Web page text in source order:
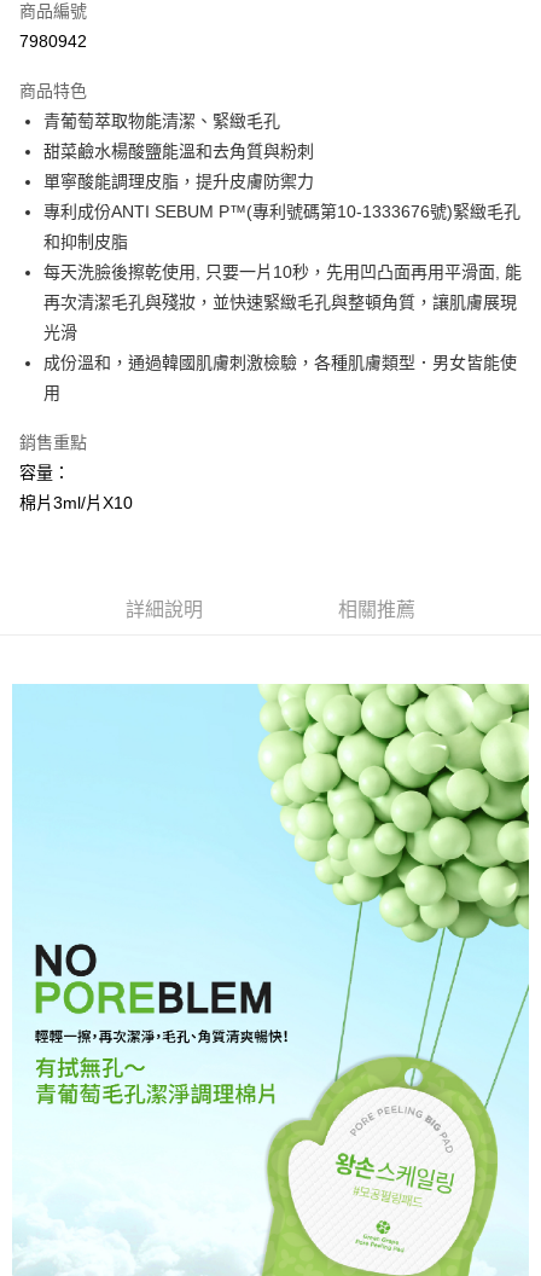
信用卡分期付款
合作金庫商業銀行
華南商業銀行
上海商業儲蓄銀行
台北富邦商業銀行
國泰世華商業銀行
兆豐國際商業銀行
臺灣中小企業銀行
台中商業銀行
匯豐（台灣）商業銀行
聯邦商業銀行
元大商業銀行
永豐商業銀行
玉山商業銀行
星展（台灣）商業銀行
台新國際商業銀行
台灣樂天信用卡公司
6 期 0 利率 每期
華南商業銀行
彰化商業銀行
上海商業儲蓄銀行
台北富邦商業銀行
國泰世華商業銀行
兆豐國際商業銀行
臺灣中小企業銀行
匯豐（台灣）商業銀行
華泰商業銀行
聯邦商業銀行
遠東國際商業銀行
元大商業銀行
永豐商業銀行
玉山商業銀行
台新國際商業銀行
中國信託商業銀行
台灣樂天信用卡公司
超商取貨付款
LINE Pay
Apple Pay
街口支付
悠遊付
Google Pay
【大哥付你分期使用說明】
3.實際核准額度、可分期數及費用金額請依後續交易確認頁面所載為準。
法說明評估內容。
1.分期款項不併入電信帳單，「大哥付你分期」於每月結算日後寄送繳費提
2.透過簡訊連結打開帳單後，可選擇「超商條碼／台灣大直營門市／銀行轉
帳／街口支付／iPASS MONEY」等通路繳費。
1.本服務係由「台灣大哥大股份有限公司」（以下簡稱本公司）所提供，讓
用戶於交易時，得透過本服務購買商品或服務，並由商店將買賣／分期付款
買賣價金債權讓與本公司後，依約使用本公司帳單繳交帳款。
2.基於同意付款使用「大哥付你分期」之契約關係目的，商店將以您的個人
資料（包含姓名、電話或地址）提供予台灣大哥大進項蒐集、處理及利用，
由本公司與您本人進行分期帳單所需資料之確認、核對及更正。
3.完整用戶服務條款，請詳閱以下連結：
https://oppay.tw/userRule
AFTEE先享後付是「在收到商品之後才付款」的支付方式。 讓您購物簡單
３．安心：先確認商品／服務後，再付款。
１．於結帳方式選擇「AFTEE先享後付」後，將跳轉至「AFTEE先享後付」
結帳頁面，進行簡訊認證並確認金額後，即可完成結帳。
２．訂單成立數日內，您將收到繳費通知簡訊。
３．收到繳費通知簡訊後14天內，點擊此簡訊中的連結，可透過四大超商／
ATM／網路銀行／等多元方式進行付款，方視為交易完成。
※ 請注意：結帳手續完成當下不需立刻繳費，但若您需要取消訂單，請聯絡
購買商品的店家。未經商家同意取消之訂單仍視為有效，需透過AFTEE先享
※ 交易是否成功請以「AFTEE先享後付 」之結帳頁面顯示為準，若有關於
是否繳費成功／繳費後需取消欲退款等相關疑問，請聯繫「AFTEE先享後付
客戶支援中心」https://netprotections.freshdesk.com/support/home
１．透過由恩沛科技股份有限公司提供之「AFTEE先享後付」服務完成之交
易，需依本服務之必要範圍內提供個人資料，並將交易相關給付款項請求債
權轉讓予恩沛科技股份有限公司。
２．關於個人資料處理事宜，請瀏覽以下網址：
３．未成年的使用者請事先徵得法定代理人或監護人之同意方可使用
「AFTEE先享後付」，若未經同意申辦者引起之損失，本公司不負相關責
４．使用「AFTEE先享後付」時，將依據個別帳號之用戶狀況，依本公司即
時審查核予不同之上限額度；若仍有額度不足之情形，本公司將視審查結果
請求用戶進行身份認證。
會員帳號後，即可在購物車使用 Hami Point 折抵消費金額 (1點等於1元)。
ATM付款
每筆NT$60，滿NT$499(含以上)免運費
萊爾富取貨付款
每筆NT$60，滿NT$499(含以上)免運費
付款後萊爾富取貨
每筆NT$60，滿NT$499(含以上)免運費
每筆NT$60，滿NT$499(含以上)免運費
每筆NT$60，滿NT$499(含以上)免運費
商品編號
7980942
商品特色
青葡萄萃取物能清潔、緊緻毛孔
甜菜鹼水楊酸鹽能溫和去角質與粉刺
單寧酸能調理皮脂，提升皮膚防禦力
專利成份ANTI SEBUM P™(專利號碼第10-1333676號)緊緻毛孔
和抑制皮脂
每天洗臉後擦乾使用, 只要一片10秒，先用凹凸面再用平滑面, 能
再次清潔毛孔與殘妝，並快速緊緻毛孔與整頓角質，讓肌膚展現
光滑
成份溫和，通過韓國肌膚刺激檢驗，各種肌膚類型．男女皆能使
用
銷售重點
容量：
棉片3ml/片X10
詳細說明 相關推薦